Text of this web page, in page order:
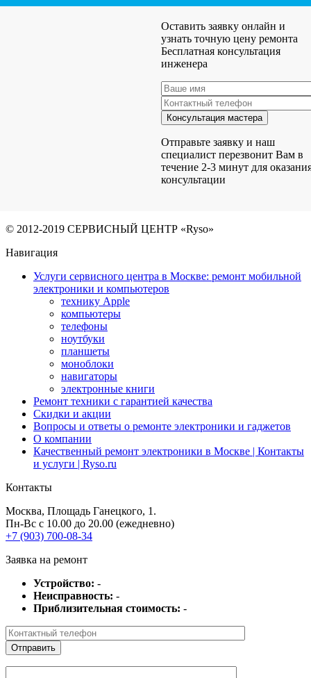
Оставить заявку онлайн и
узнать точную цену ремонта
Бесплатная консультация
инженера
Отправьте заявку и наш
специалист перезвонит Вам в
течение 2-3 минут для
консультации
© 2012-2019 СЕРВИСНЫЙ ЦЕНТР «Ryso»
Навигация
Услуги сервисного центра в Москве: ремонт мобильной
электроники и компьютеров
технику Apple
компьютеры
телефоны
ноутбуки
планшеты
моноблоки
навигаторы
электронные книги
Ремонт техники с гарантией качества
Скидки и акции
Вопросы и ответы о ремонте электроники и гаджетов
О компании
Качественный ремонт электроники в Москве | Контакты
и услуги | Ryso.ru
Контакты
Москва, Площадь Ганецкого, 1.
Пн-Вс с 10.00 до 20.00 (ежедневно)
+7 (903) 700-08-34
Заявка на ремонт
Устройство: -
Неисправность: -
Приблизительная стоимость: -